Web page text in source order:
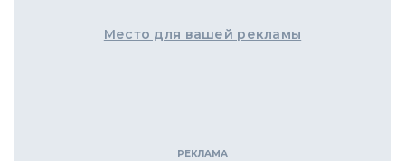
Место для вашей рекламы